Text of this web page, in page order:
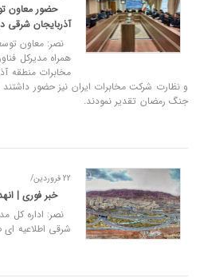
حضور معاون
آذربایجان شرقی
نصر: معاون
همراه مدیرکل
مخابرات منطقه
و نظارت شرکت مخابرات ایران نیز حضور
جنگ رمضان تقدیر نمودند.
22 فروردین/
خبر فوری |
نصر: اداره‌ کل
شرقی اطلاعیه ای